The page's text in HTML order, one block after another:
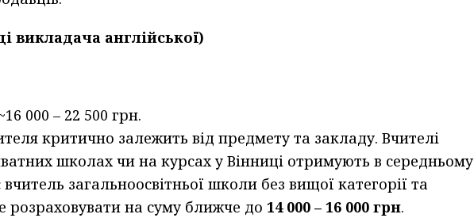
викладача англійської)
000 – 22 500 грн.
критично залежить від предмету та закладу. Вчителі
школах чи на курсах у Вінниці отримують в середньому
загальноосвітньої школи без вищої категорії та
розраховувати на суму ближче до 14 000 – 16 000 грн.